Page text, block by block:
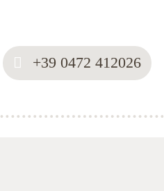
+39 0472 412026